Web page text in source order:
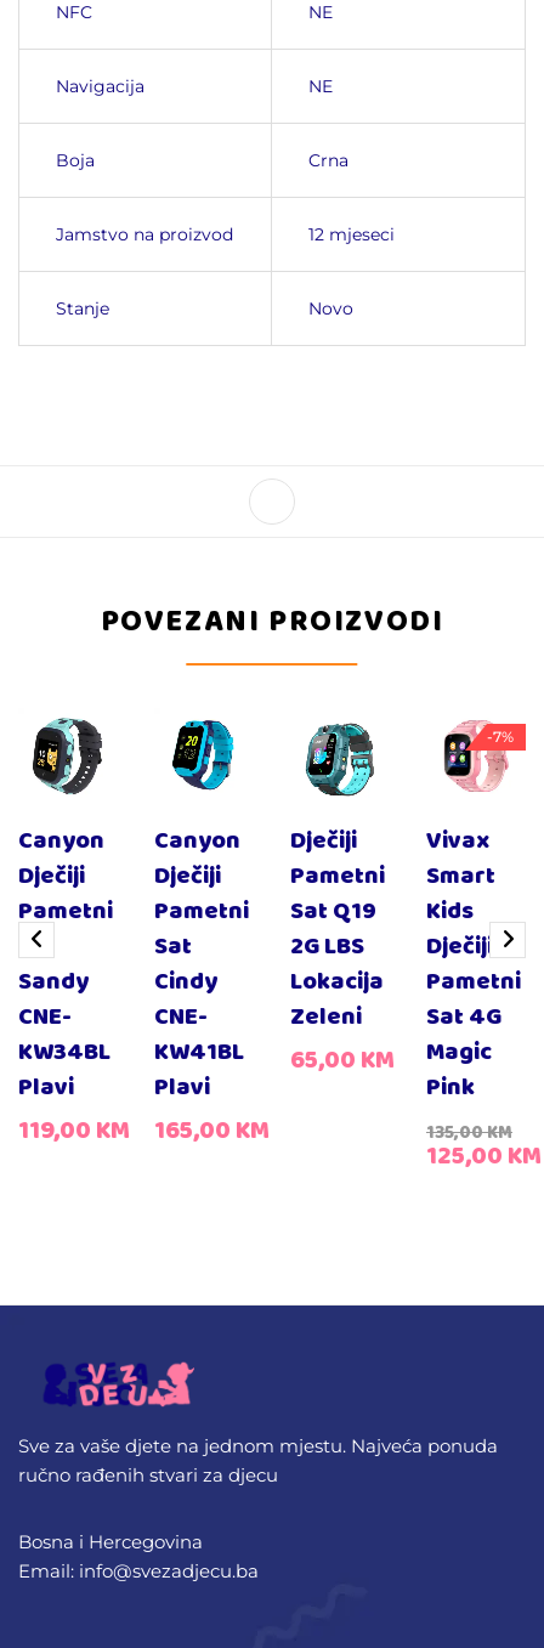
NFC NE
Navigacija NE
Boja Crna
Jamstvo na proizvod 12 mjeseci
Stanje Novo
POVEZANI PROIZVODI
Canyon
Dječiji
Pametni
Sat
Sandy
CNE-
KW34BL
Plavi
119,00KM
Canyon
Dječiji
Pametni
Sat
Cindy
CNE-
KW41BL
Plavi
165,00KM
Dječiji
Pametni
Sat Q19
2G LBS
Lokacija
Zeleni
65,00KM
-7%
Vivax
Smart
Kids
Dječiji
Pametni
Sat 4G
Magic
Pink
135,00KM
125,00KM
Sve za vaše djete na jednom mjestu. Najveća ponuda
ručno rađenih stvari za djecu
Bosna i Hercegovina
Email: info@svezadjecu.ba